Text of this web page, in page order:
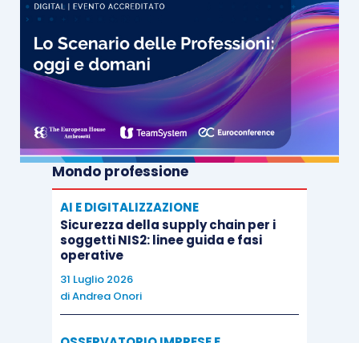
Mondo professione
AI E DIGITALIZZAZIONE
Sicurezza della supply chain per i
soggetti NIS2: linee guida e fasi
operative
31 Luglio 2026
diAndrea Onori